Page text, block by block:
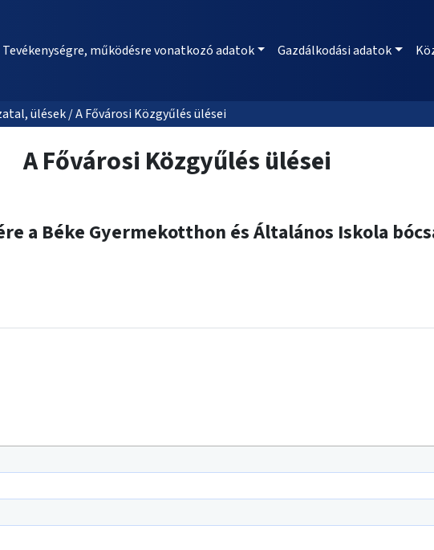
Tevékenységre, működésre vonatkozó adatok Gazdálkodási adatok
ülések / A Fővárosi Közgyűlés ülései
A Fővárosi Közgyűlés ülései
a Béke Gyermekotthon és Általános Iskola